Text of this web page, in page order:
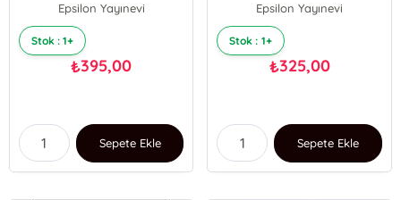
Epsilon Yayınevi
Stok : 1+
₺395,00
Sepete Ekle
Epsilon Yayınevi
Stok : 1+
₺325,00
Sepete Ekle